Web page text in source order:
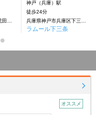
神戸（兵庫）駅
徒歩24分
ラムール下三条
オススメ